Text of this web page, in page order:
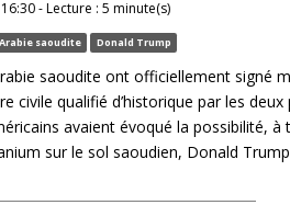
- Lecture : 5 minute(s)
Arabie saoudite Donald Trump
saoudite ont officiellement signé
civile qualifié d’historique par les deux
avaient évoqué la possibilité, à
sur le sol saoudien, Donald